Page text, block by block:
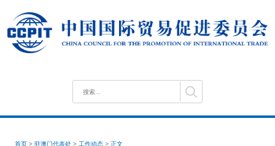
首页 > 驻澳门代表处 > 工作动态 > 正文